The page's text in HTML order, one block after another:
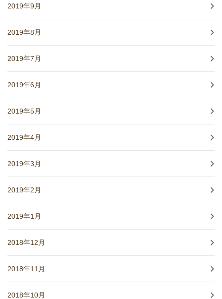
2019年9月
2019年8月
2019年7月
2019年6月
2019年5月
2019年4月
2019年3月
2019年2月
2019年1月
2018年12月
2018年11月
2018年10月